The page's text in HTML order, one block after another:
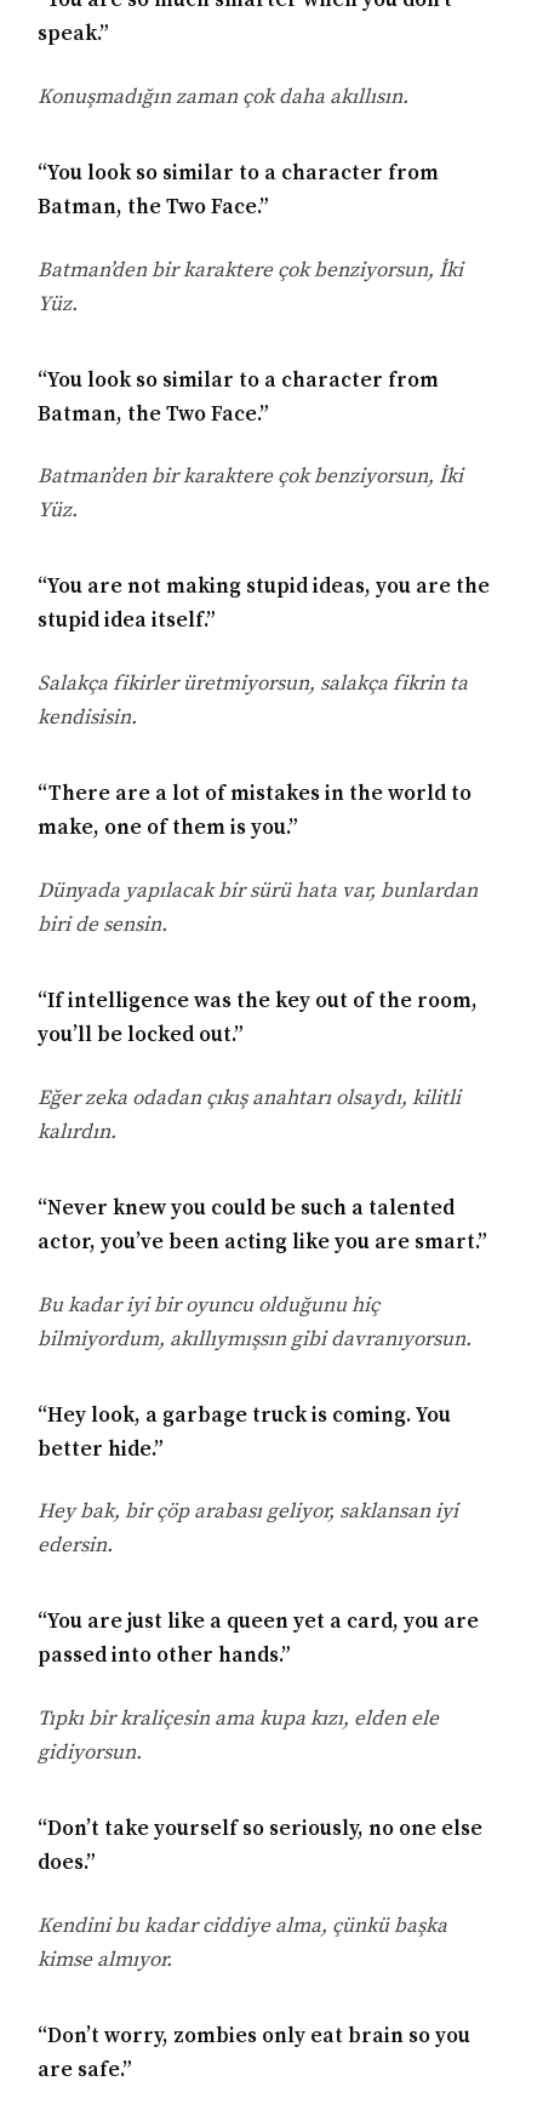
speak.”
Konuşmadığın zaman çok daha akıllısın.
“You look so similar to a character from
Batman, the Two Face.”
Batman’den bir karaktere çok benziyorsun, İki
Yüz.
“You look so similar to a character from
Batman, the Two Face.”
Batman’den bir karaktere çok benziyorsun, İki
Yüz.
“You are not making stupid ideas, you are the
stupid idea itself.”
Salakça fikirler üretmiyorsun, salakça fikrin ta
kendisisin.
“There are a lot of mistakes in the world to
make, one of them is you.”
Dünyada yapılacak bir sürü hata var, bunlardan
biri de sensin.
“If intelligence was the key out of the room,
you’ll be locked out.”
Eğer zeka odadan çıkış anahtarı olsaydı, kilitli
kalırdın.
“Never knew you could be such a talented
actor, you’ve been acting like you are smart.”
Bu kadar iyi bir oyuncu olduğunu hiç
bilmiyordum, akıllıymışsın gibi davranıyorsun.
“Hey look, a garbage truck is coming. You
better hide.”
Hey bak, bir çöp arabası geliyor, saklansan iyi
edersin.
“You are just like a queen yet a card, you are
passed into other hands.”
Tıpkı bir kraliçesin ama kupa kızı, elden ele
gidiyorsun.
“Don’t take yourself so seriously, no one else
does.”
Kendini bu kadar ciddiye alma, çünkü başka
kimse almıyor.
“Don’t worry, zombies only eat brain so you
are safe.”